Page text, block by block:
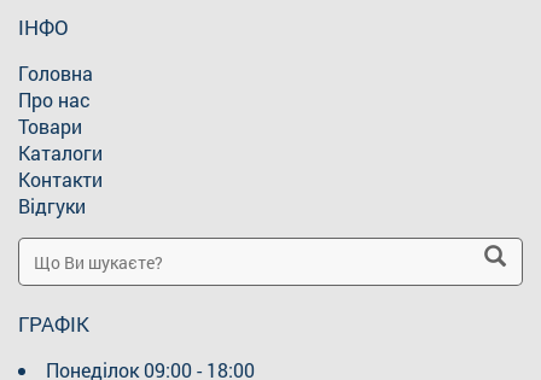
ІНФО
Головна
Про нас
Товари
Каталоги
Контакти
Відгуки
ГРАФІК
Понеділок09:00 - 18:00